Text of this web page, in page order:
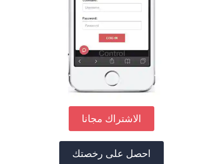
الاشتراك مجانا
احصل على رخصتك